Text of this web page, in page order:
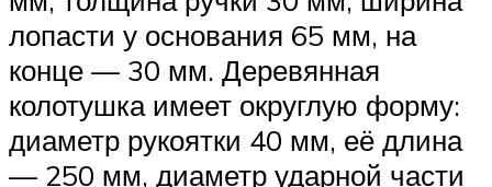
лопасти у основания 65 мм, на
конце — 30 мм. Деревянная
колотушка имеет округлую форму:
диаметр рукоятки 40 мм, её длина
— 250 мм, диаметр ударной части